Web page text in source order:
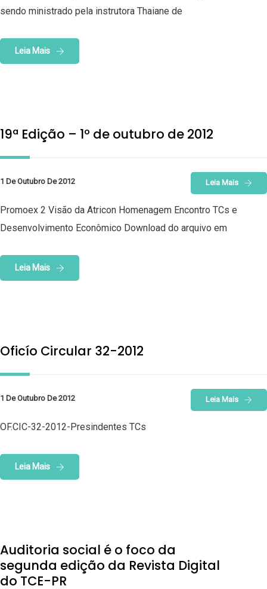
sendo ministrado pela instrutora Thaiane de
Leia Mais
19ª Edição – 1º de outubro de 2012
1 De Outubro De 2012 Leia Mais
Promoex 2 Visão da Atricon Homenagem Encontro TCs e
Desenvolvimento Econômico Download do arquivo em
Leia Mais
Oficío Circular 32-2012
1 De Outubro De 2012 Leia Mais
OF.CIC-32-2012-Presindentes TCs
Leia Mais
Auditoria social é o foco da
segunda edição da Revista Digital
do TCE-PR